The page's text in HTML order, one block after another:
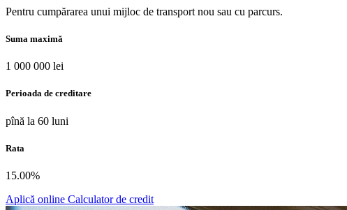
Pentru cumpărarea unui mijloc de transport nou sau cu parcurs.
Suma maximă
1 000 000 lei
Perioada de creditare
pînă la 60 luni
Rata
15.00%
Aplică online Calculator de credit